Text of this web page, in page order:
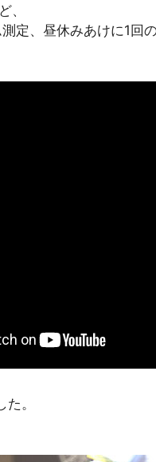
、
定、昼休みあけに1回
。